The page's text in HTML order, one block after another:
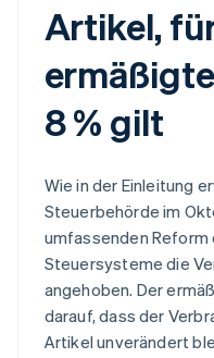
Artikel,
8 % gilt
Wie in der Einleitung
Steuerbehörde im
umfassenden Reform
Steuersysteme die
angehoben. Der
darauf, dass der
Artikel unverändert